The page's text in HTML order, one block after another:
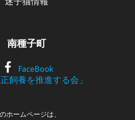
南種子町
FaceBook
正飼養を推進する会」
ホームページは、